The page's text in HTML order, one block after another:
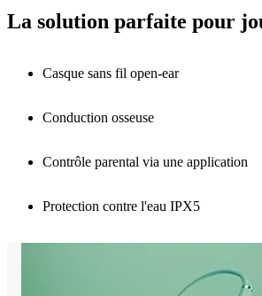
La solution parfaite pour
Casque sans fil open-ear
Conduction osseuse
Contrôle parental via une application
Protection contre l'eau IPX5